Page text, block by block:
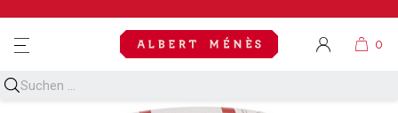
MENU